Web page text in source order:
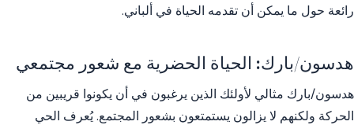
رائعة حول ما يمكن أن تقدمه الحياة في ألباني.
هدسون/بارك: الحياة الحضرية مع شعور مجتمعي
هدسون/بارك مثالي لأولئك الذين يرغبون في أن يكونوا قريبين من
الحركة ولكنهم لا يزالون يستمتعون بشعور المجتمع. يُعرف الحي